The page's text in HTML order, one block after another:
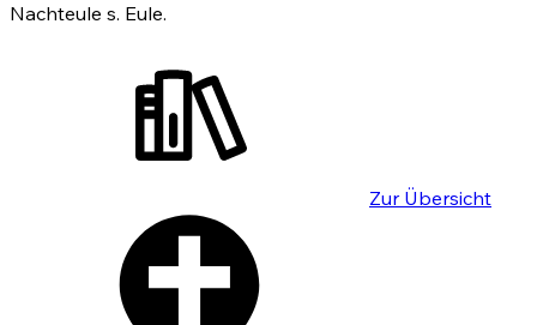
Nachteule s. Eule.
Zur Übersicht